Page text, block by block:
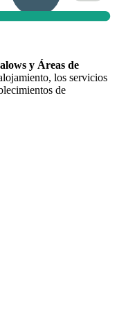
y Áreas de
los servicios
de